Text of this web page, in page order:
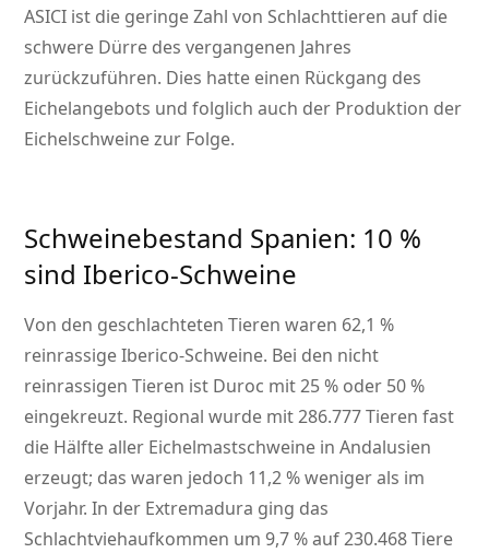
ASICI ist die geringe Zahl von Schlachttieren auf die
schwere Dürre des vergangenen Jahres
zurückzuführen. Dies hatte einen Rückgang des
Eichelangebots und folglich auch der Produktion der
Eichelschweine zur Folge.
Schweinebestand Spanien: 10 %
sind Iberico-Schweine
Von den geschlachteten Tieren waren 62,1 %
reinrassige Iberico-Schweine. Bei den nicht
reinrassigen Tieren ist Duroc mit 25 % oder 50 %
eingekreuzt. Regional wurde mit 286.777 Tieren fast
die Hälfte aller Eichelmastschweine in Andalusien
erzeugt; das waren jedoch 11,2 % weniger als im
Vorjahr. In der Extremadura ging das
Schlachtviehaufkommen um 9,7 % auf 230.468 Tiere